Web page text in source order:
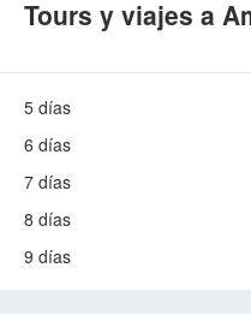
Tours y viajes a
5 días
6 días
7 días
8 días
9 días